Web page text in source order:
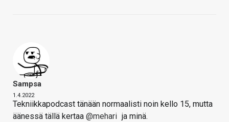
Sampsa
1.4.2022
Tekniikkapodcast tänään normaalisti noin kello 15, mutta
äänessä tällä kertaa @mehari ja minä.